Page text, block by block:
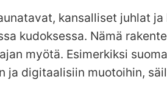
kansalliset juhlat
kudoksessa. Nämä
myötä. Esimerkiksi
ja digitaalisiin muotoihin,